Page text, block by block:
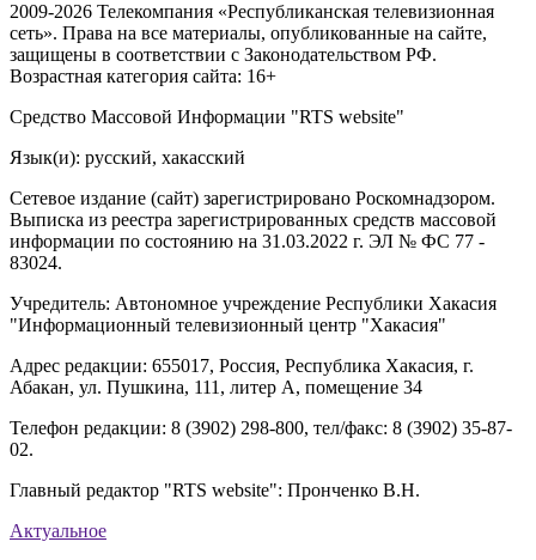
2009-2026 Телекомпания «Республиканская телевизионная
сеть». Права на все материалы, опубликованные на сайте,
защищены в соответствии с Законодательством РФ.
Возрастная категория сайта: 16+
Средство Массовой Информации "RTS website"
Язык(и): русский, хакасский
Сетевое издание (сайт) зарегистрировано Роскомнадзором.
Выписка из реестра зарегистрированных средств массовой
информации по состоянию на 31.03.2022 г. ЭЛ № ФС 77 -
83024.
Учредитель: Автономное учреждение Республики Хакасия
"Информационный телевизионный центр "Хакасия"
Адрес редакции: 655017, Россия, Республика Хакасия, г.
Абакан, ул. Пушкина, 111, литер А, помещение 34
Телефон редакции: 8 (3902) 298-800, тел/факс: 8 (3902) 35-87-
02.
Главный редактор "RTS website": Пронченко В.Н.
Актуальное